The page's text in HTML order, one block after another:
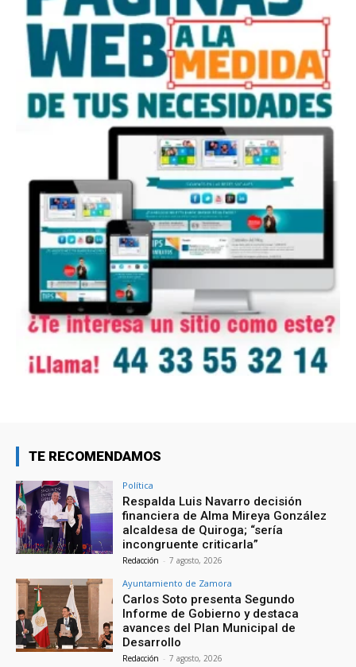
TE RECOMENDAMOS
Política
Respalda Luis Navarro decisión
financiera de Alma Mireya González
alcaldesa de Quiroga; “sería
incongruente criticarla”
Redacción - 7 agosto, 2026
Ayuntamiento de Zamora
Carlos Soto presenta Segundo
Informe de Gobierno y destaca
avances del Plan Municipal de
Desarrollo
Redacción - 7 agosto, 2026